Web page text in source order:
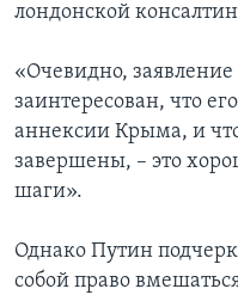
лондонской
«Очевидно, заявление
заинтересован, что
аннексии Крыма, и
завершены, – это
шаги».
Однако Путин
собой право